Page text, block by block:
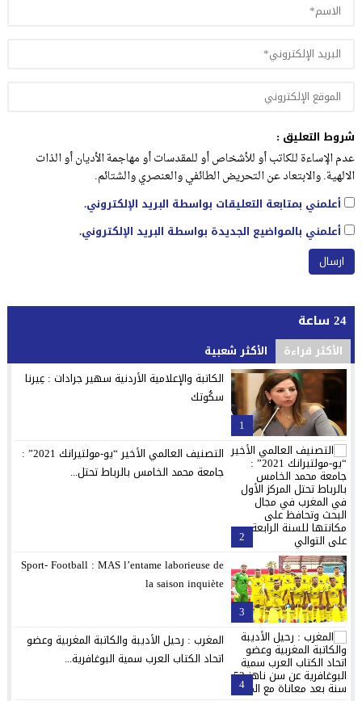
شروط التعليق :
عدم الإساءة للكاتب أو للأشخاص أو للمقدسات أو مهاجمة الأديان أو الذات
الالهية. والابتعاد عن التحريض الطائفي والعنصري والشتائم.
أعلمني بمتابعة التعليقات بواسطة البريد الإلكتروني.
أعلمني بالمواضيع الجديدة بواسطة البريد الإلكتروني.
24 ساعة
الأكثر قراءة الأكثر شعبية
1
الكاتبة والإعلامية الأردنية سهير جرادات : عِيرنا
سكُوتك
2
التصنيف العالمي الأخير “يو-مولتيرانك 2021” :
جامعة محمد الخامس بالرباط تحتل...
3
Sport- Football : MAS l’entame laborieuse de
la saison inquiète
4
المغرب : رحيل الأديبة والكاتبة المغربية وعضو
اتحاد الكتاب العرب سمية البوغافرية...